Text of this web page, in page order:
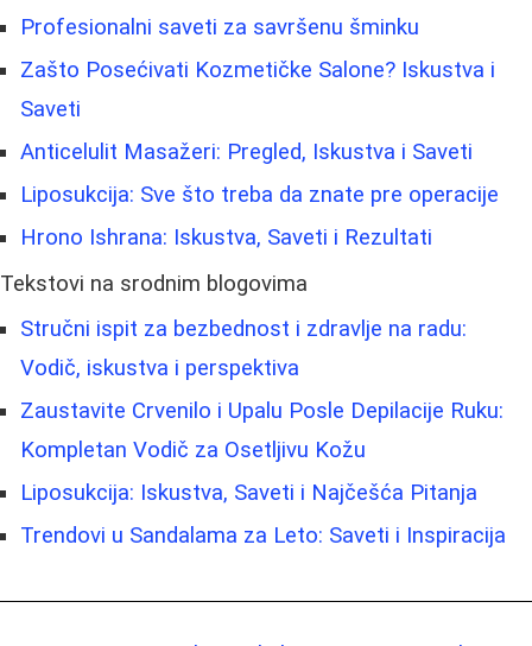
Profesionalni saveti za savršenu šminku
Zašto Posećivati Kozmetičke Salone? Iskustva i
Saveti
Anticelulit Masažeri: Pregled, Iskustva i Saveti
Liposukcija: Sve što treba da znate pre operacije
Hrono Ishrana: Iskustva, Saveti i Rezultati
Tekstovi na srodnim blogovima
Stručni ispit za bezbednost i zdravlje na radu:
Vodič, iskustva i perspektiva
Zaustavite Crvenilo i Upalu Posle Depilacije Ruku:
Kompletan Vodič za Osetljivu Kožu
Liposukcija: Iskustva, Saveti i Najčešća Pitanja
Trendovi u Sandalama za Leto: Saveti i Inspiracija